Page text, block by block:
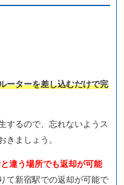
ーターを差し込むだけで完
するので、忘れないようス
きましょう。
違う場所でも返却が可能
て新宿駅での返却が可能で